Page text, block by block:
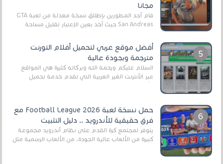
مجانا
قام أحد المطورين بإطلاق نسخة معدلة من لعبة GTA
San Andreas حيث أخد بعين الإعتبار تقليل مساحة
أفضل موقع عربي لتحميل أفلام التورنت
مترجمة وبجودة عالية
السلام عليكم ورحمة الله وبركاته كثيرة هي المواقع
عبر الأنترنت الغير العربية التي تقدم خدمة تحميل
الأفلام على التورنت ، ومعظم هذه المواقع ل...
حمل نسخة لعبة Football League 2026 مع
فرق حقيقية للأندرويد .. دليل التثبيت
يتوفر لمجتمع كرة القدم على نظام أندرويد مجموعة
كبيرة من الألعاب عالية الجودة. من الألعاب الرسمية مثل